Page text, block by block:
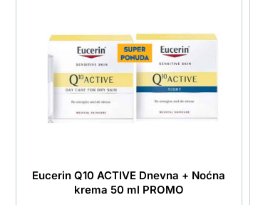
Eucerin Q10 ACTIVE Dnevna + Noćna
krema 50 ml PROMO